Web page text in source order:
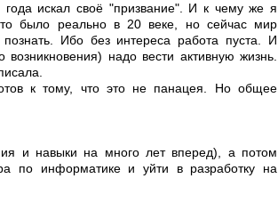
искал своё "призвание". И к чему же я
было реально в 20 веке, но сейчас мир
Ибо без интереса работа пуста. И
надо вести активную жизнь.
к тому, что это не панацея. Но общее
и навыки на много лет вперед), а потом
по информатике и уйти в разработку на